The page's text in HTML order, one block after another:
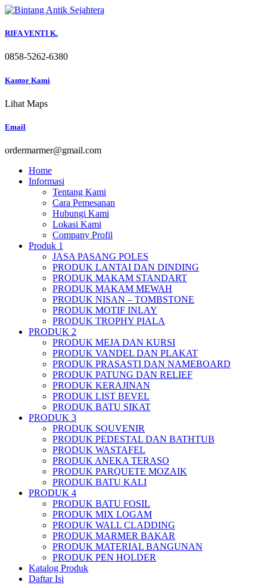
Skip
content
RIFA VENTI K.
0858-5262-6380
Kantor Kami
Lihat Maps
Email
ordermarmer@gmail.com
Home
Informasi
Tentang Kami
Cara Pemesanan
Hubungi Kami
Lokasi Kami
Company Profil
Produk 1
JASA PASANG POLES
PRODUK LANTAI DAN DINDING
PRODUK MAKAM STANDART
PRODUK MAKAM MEWAH
PRODUK NISAN – TOMBSTONE
PRODUK MOTIF INLAY
PRODUK TROPHY PIALA
PRODUK 2
PRODUK MEJA DAN KURSI
PRODUK VANDEL DAN PLAKAT
PRODUK PRASASTI DAN NAMEBOARD
PRODUK PATUNG DAN RELIEF
PRODUK KERAJINAN
PRODUK LIST BEVEL
PRODUK BATU SIKAT
PRODUK 3
PRODUK SOUVENIR
PRODUK PEDESTAL DAN BATHTUB
PRODUK WASTAFEL
PRODUK ANEKA TERASO
PRODUK PARQUETE MOZAIK
PRODUK BATU KALI
PRODUK 4
PRODUK BATU FOSIL
PRODUK MIX LOGAM
PRODUK WALL CLADDING
PRODUK MARMER BAKAR
PRODUK MATERIAL BANGUNAN
PRODUK PEN HOLDER
Katalog Produk
Daftar Isi